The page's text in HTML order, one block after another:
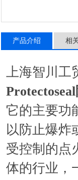
产品介绍 相
上海智川工
它的主要功
以防止爆炸
受控制的点
体的行业，